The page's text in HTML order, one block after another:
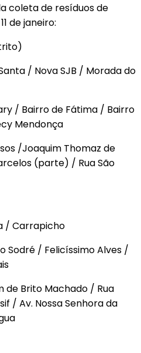
coleta de resíduos de
de janeiro:
/ Nova SJB / Morada do
/ Bairro de Fátima / Bairro
Mendonça
/Joaquim Thomaz de
(parte) / Rua São
/ Carrapicho
Sodré / Felicíssimo Alves /
de Brito Machado / Rua
/ Av. Nossa Senhora da